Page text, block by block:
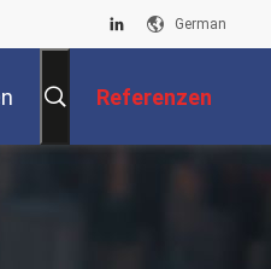
German
Referenzen